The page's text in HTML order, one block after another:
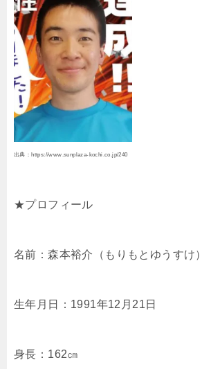
出典：https://www.sunplaza-kochi.co.jp/240
★プロフィール
名前：森本裕介（もりもとゆうすけ）
生年月日：1991年12月21日
身長：162㎝